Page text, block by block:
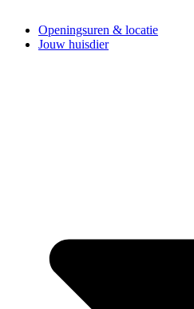
Openingsuren & locatie
Jouw huisdier